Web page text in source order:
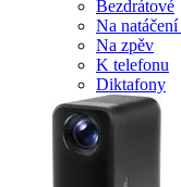
Bezdrátové
Na
Na zpěv
K telefonu
Diktafony